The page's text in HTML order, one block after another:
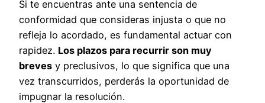
Si te encuentras ante una sentencia de
conformidad que consideras injusta o que no
refleja lo acordado, es fundamental actuar con
rapidez. Los plazos para recurrir son muy
breves y preclusivos, lo que significa que una
vez transcurridos, perderás la oportunidad de
impugnar la resolución.